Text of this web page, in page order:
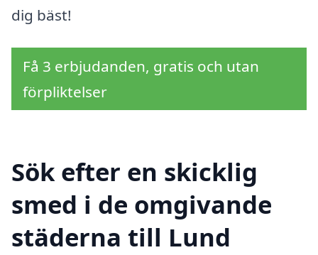
dig bäst!
Få 3 erbjudanden, gratis och utan
förpliktelser
Sök efter en skicklig
smed i de omgivande
städerna till Lund